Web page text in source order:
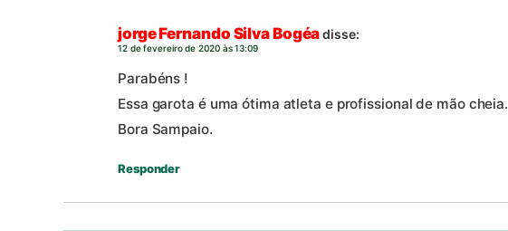
jorge Fernando Silva Bogéadisse:
12 de fevereiro de 2020 às 13:09
Parabéns !
Essa garota é uma ótima atleta e profissional de mão cheia.
Bora Sampaio.
Responder